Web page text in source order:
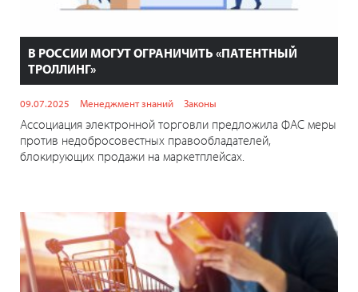
В РОССИИ МОГУТ ОГРАНИЧИТЬ «ПАТЕНТНЫЙ
ТРОЛЛИНГ»
09.07.2025 Менеджмент знаний Законы
Ассоциация электронной торговли предложила ФАС меры
против недобросовестных правообладателей,
блокирующих продажи на маркетплейсах.